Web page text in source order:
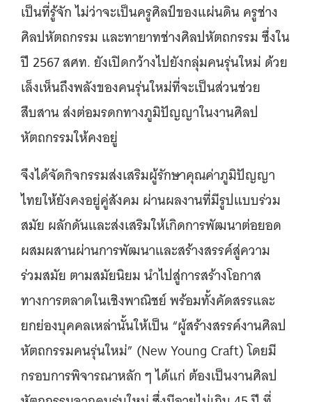
เป็นที่รู้จัก ไม่ว่าจะเป็นครูศิลป์ของแผ่นดิน ครูช่าง
ศิลปหัตถกรรม และทายาทช่างศิลปหัตถกรรม ซึ่งใน
ปี 2567 สศท. ยังเปิดกว้างไปยังกลุ่มคนรุ่นใหม่ ด้วย
เล็งเห็นถึงพลังของคนรุ่นใหม่ที่จะเป็นส่วนช่วย
สืบสาน ส่งต่อมรดกทางภูมิปัญญาในงานศิลป
หัตถกรรมให้คงอยู่
จึงได้จัดกิจกรรมส่งเสริมผู้รักษาคุณค่าภูมิปัญญา
ไทยให้ยังคงอยู่คู่สังคม ผ่านผลงานที่มีรูปแบบร่วม
สมัย ผลักดันและส่งเสริมให้เกิดการพัฒนาต่อยอด
ผสมผสานผ่านการพัฒนาและสร้างสรรค์สู่ความ
ร่วมสมัย ตามสมัยนิยม นำไปสู่การสร้างโอกาส
ทางการตลาดในเชิงพาณิชย์ พร้อมทั้งคัดสรรและ
ยกย่องบุคคลเหล่านั้นให้เป็น “ผู้สร้างสรรค์งานศิลป
หัตถกรรมคนรุ่นใหม่” (New Young Craft) โดยมี
กรอบการพิจารณาหลัก ๆ ได้แก่ ต้องเป็นงานศิลป